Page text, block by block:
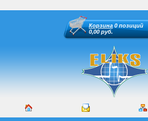
Корзина 0 позиций
0,00 руб.